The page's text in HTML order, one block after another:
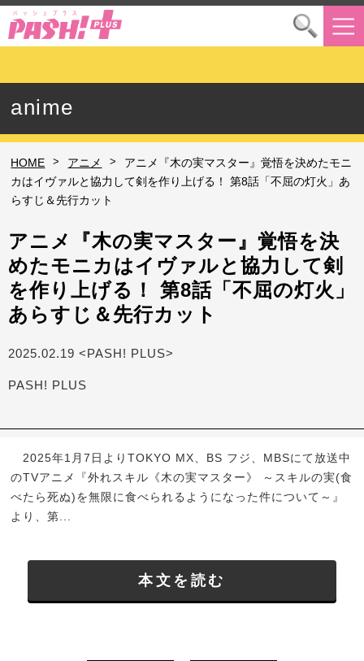
anime
HOME > アニメ >
アニメ『木の実マスター』覚悟を決めたモニ
カはイヴァルと協力して剣を作り上げる！ 第8話「不屈の灯火」あ
らすじ＆先行カット
アニメ『木の実マスター』覚悟を決
めたモニカはイヴァルと協力して剣
を作り上げる！ 第8話「不屈の灯火」
あらすじ＆先行カット
2025.02.19 <PASH! PLUS>
PASH! PLUS
2025年1月7日よりTOKYO MX、BS フジ、MBSにて放送中
のTVアニメ『外れスキル《木の実マスター》 ～スキルの実(食
べたら死ぬ)を無限に食べられるようになった件について～』
より、第...
本文を読む